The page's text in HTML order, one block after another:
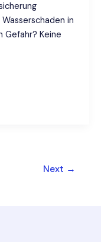
in
Gefahr? Keine
Next →